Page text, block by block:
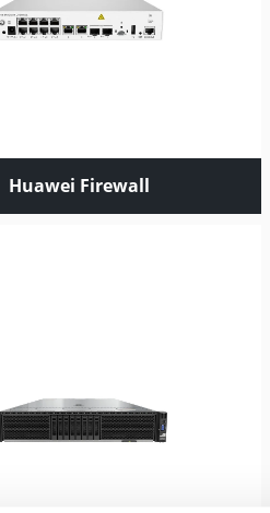
Huawei Firewall